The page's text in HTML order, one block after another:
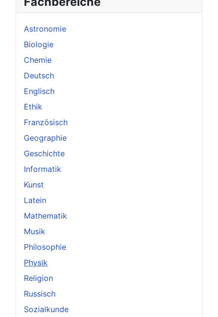
Astronomie
Biologie
Chemie
Deutsch
Englisch
Ethik
Französisch
Geographie
Geschichte
Informatik
Kunst
Latein
Mathematik
Musik
Philosophie
Physik
Religion
Russisch
Sozialkunde